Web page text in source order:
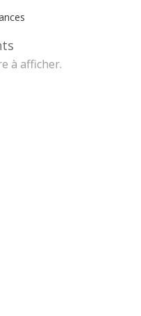
à afficher.